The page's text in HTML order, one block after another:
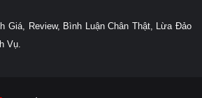
Giá, Review, Bình Luận Chân Thật, Lừa Đảo
Vụ.